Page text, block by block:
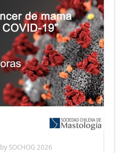
by SOCHOG 2026